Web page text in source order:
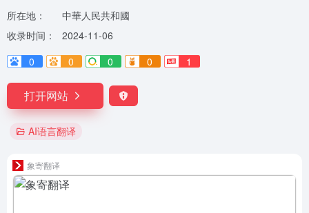
所在地：
中華人民共和國
收录时间：
2024-11-06
0
0 0 0 1
打开网站
AI语言翻译
象寄翻译